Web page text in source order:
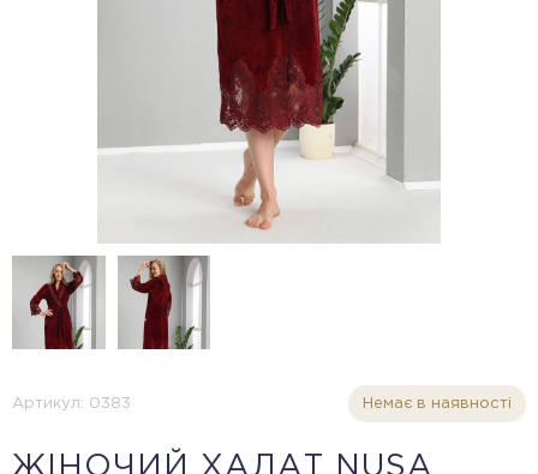
Артикул: 0383 Немає в наявності
ЖІНОЧИЙ ХАЛАТ NUSA